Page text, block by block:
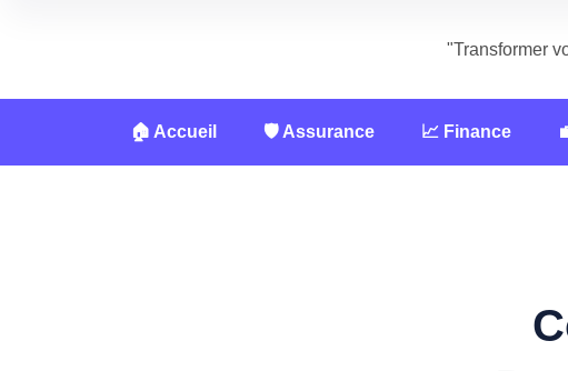
"Transformer
🏠 Accueil 🛡️ Assurance 📈 Finance